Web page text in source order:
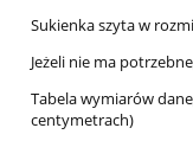
Sukienka szyta w
Jeżeli nie ma
Tabela wymiarów
centymetrach)